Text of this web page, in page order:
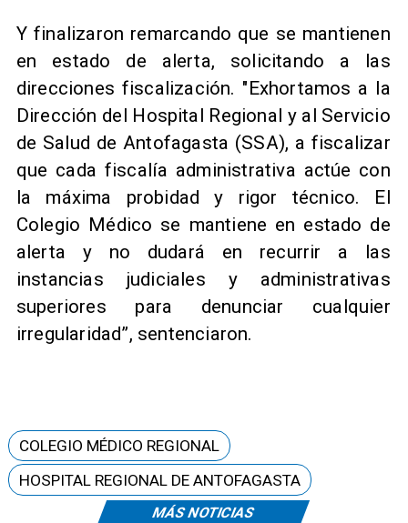
Y finalizaron remarcando que se mantienen
en estado de alerta, solicitando a las
direcciones fiscalización. "Exhortamos a la
Dirección del Hospital Regional y al Servicio
de Salud de Antofagasta (SSA), a fiscalizar
que cada fiscalía administrativa actúe con
la máxima probidad y rigor técnico. El
Colegio Médico se mantiene en estado de
alerta y no dudará en recurrir a las
instancias judiciales y administrativas
superiores para denunciar cualquier
irregularidad”, sentenciaron.
MÁS NOTICIAS
COLEGIO MÉDICO REGIONAL
HOSPITAL REGIONAL DE ANTOFAGASTA